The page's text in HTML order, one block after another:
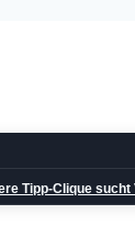
Tipp-Clique